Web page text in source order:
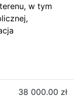
w tym
38 000.00 zł